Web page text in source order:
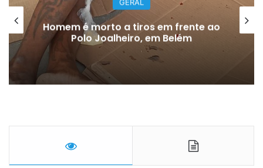
Homem é morto a tiros em frente ao
Polo Joalheiro, em Belém